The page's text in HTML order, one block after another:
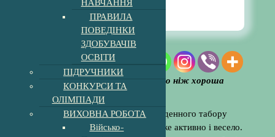
«Нема нічого більш практичного ніж хороша
День 13. Сьогоднішній день денного табору
“Радість” для дітей пройшов дуже активно і весело.
ПРАВИЛА
ПОВЕДІНКИ
ЗДОБУВАЧІВ
ОСВІТИ
ПІДРУЧНИКИ
КОНКУРСИ ТА
ОЛІМПІАДИ
ВИХОВНА РОБОТА
Військо-